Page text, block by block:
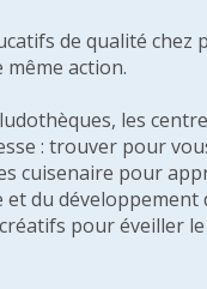
de qualité
même action.
les
: trouver pour
cuisenaire pour
du développement
pour éveiller le